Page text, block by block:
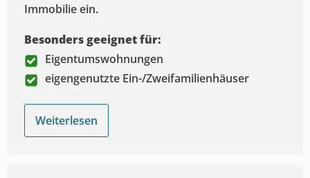
Immobilie ein.
Besonders geeignet für:
Eigentumswohnungen
eigengenutzte Ein-/Zweifamilienhäuser
Weiterlesen